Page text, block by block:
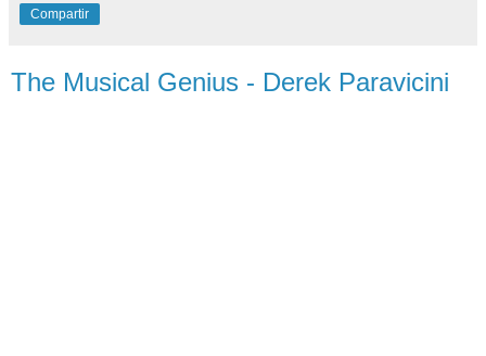
Compartir
The Musical Genius - Derek Paravicini